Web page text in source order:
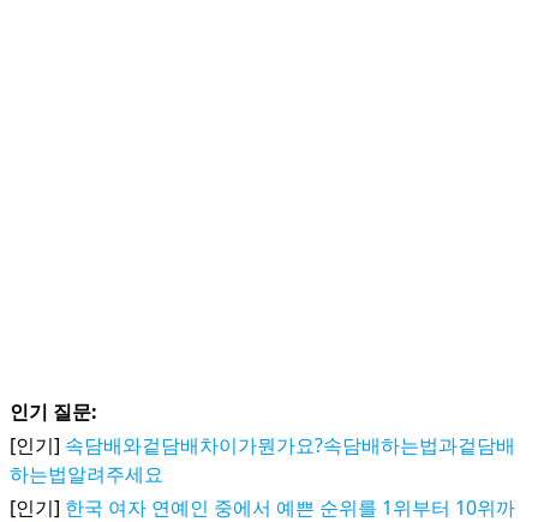
인기 질문:
[인기] 속담배와겉담배차이가뭔가요?속담배하는법과겉담배
하는법알려주세요
[인기] 한국 여자 연예인 중에서 예쁜 순위를 1위부터 10위까